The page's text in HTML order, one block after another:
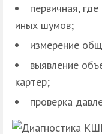
первичная,
иных шумов;
измерение
выявление
картер;
проверка